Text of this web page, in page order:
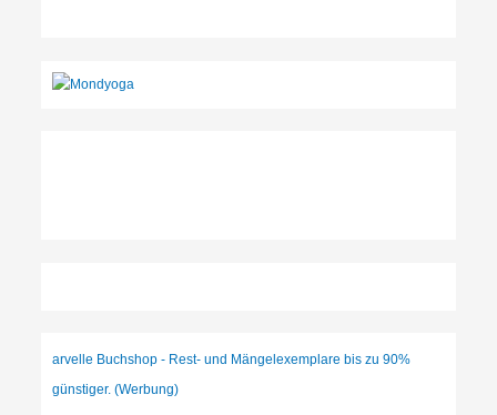
arvelle Buchshop - Rest- und Mängelexemplare bis zu 90%
günstiger. (Werbung)